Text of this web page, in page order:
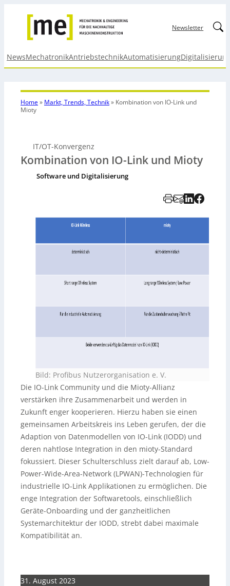
Newsletter
NewsMechatronikAntriebstechnikAutomatisierung
Home» Markt, Trends, Technik» Kombination von IO-Link und
Mioty
IT/OT-Konvergenz
Kombination von IO-Link und Mioty
Software und Digitalisierung
Bild: Profibus Nutzerorganisation e. V.
Die IO-Link Community und die Mioty-Allianz
verstärken ihre Zusammenarbeit und werden in
Zukunft enger kooperieren. Hierzu haben sie einen
gemeinsamen Arbeitskreis ins Leben gerufen, der die
Adaption von Datenmodellen von IO-Link (IODD) und
deren nahtlose Integration in den mioty-Standard
fokussiert. Dieser Schulterschluss zielt darauf ab, Low-
Power-Wide-Area-Network (LPWAN)-Technologien für
industrielle IO-Link Applikationen zu ermöglichen. Die
enge Integration der Softwaretools, einschließlich
Geräte-Onboarding und der ganzheitlichen
Systemarchitektur der IODD, strebt dabei maximale
Kompatibilität an.
31. August 2023